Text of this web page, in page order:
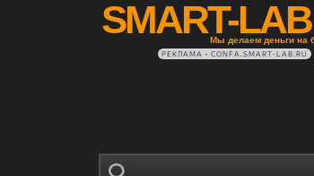
SMART-LAB
Мы делаем деньги на
РЕКЛАМА • CONFA.SMART-LAB.RU